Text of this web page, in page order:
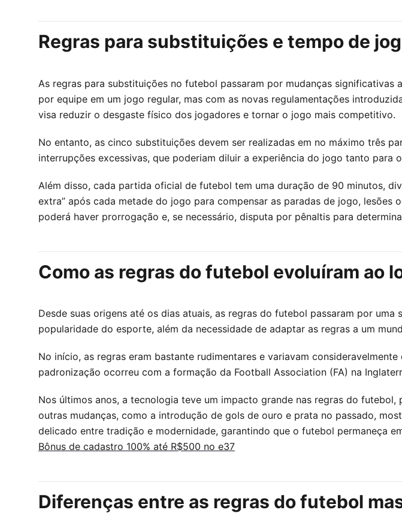
Regras para substituições e tempo de
As regras para substituições no futebol passaram por mudanças
por equipe em um jogo regular, mas com as novas regulamentações
visa reduzir o desgaste físico dos jogadores e tornar o jogo mais competitivo.
No entanto, as cinco substituições devem ser realizadas em no máximo três
interrupções excessivas, que poderiam diluir a experiência do jogo tanto para
Além disso, cada partida oficial de futebol tem uma duração de 90 minutos,
extra” após cada metade do jogo para compensar as paradas de jogo,
poderá haver prorrogação e, se necessário, disputa por pênaltis para
Como as regras do futebol evoluíram ao
Desde suas origens até os dias atuais, as regras do futebol passaram por
popularidade do esporte, além da necessidade de adaptar as regras a um
No início, as regras eram bastante rudimentares e variavam
padronização ocorreu com a formação da Football Association (FA) na
Nos últimos anos, a tecnologia teve um impacto grande nas regras do
outras mudanças, como a introdução de gols de ouro e prata no passado,
delicado entre tradição e modernidade, garantindo que o futebol permaneça
Bônus de cadastro 100% até R$500 no e37
Diferenças entre as regras do futebol